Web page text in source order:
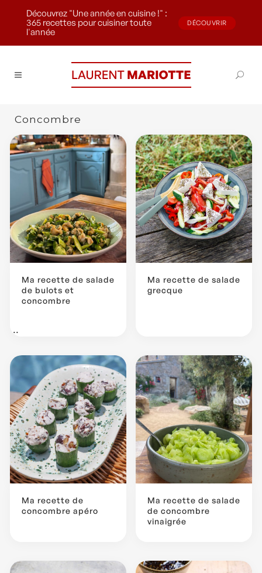
Découvrez "Une année en cuisine !" :
365 recettes pour cuisiner toute
l'année
DÉCOUVRIR
Concombre
Ma recette de salade
de bulots et
concombre
...
Ma recette de salade
grecque
Ma recette de
concombre apéro
Ma recette de salade
de concombre
vinaigrée